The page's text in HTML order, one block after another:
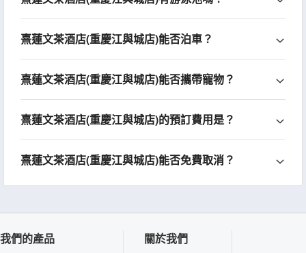
熹蓮文茶酒店(重慶江與城店)能否泊車？
熹蓮文茶酒店(重慶江與城店)能否攜帶寵物？
熹蓮文茶酒店(重慶江與城店)的預訂費用是？
熹蓮文茶酒店(重慶江與城店)能否免費取消？
我們的產品 關於我們